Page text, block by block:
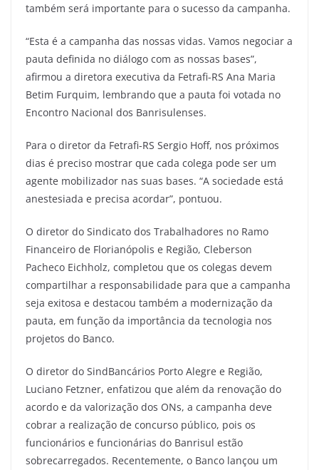
também será importante para o sucesso da campanha.
“Esta é a campanha das nossas vidas. Vamos negociar a
pauta definida no diálogo com as nossas bases”,
afirmou a diretora executiva da Fetrafi-RS Ana Maria
Betim Furquim, lembrando que a pauta foi votada no
Encontro Nacional dos Banrisulenses.
Para o diretor da Fetrafi-RS Sergio Hoff, nos próximos
dias é preciso mostrar que cada colega pode ser um
agente mobilizador nas suas bases. “A sociedade está
anestesiada e precisa acordar”, pontuou.
O diretor do Sindicato dos Trabalhadores no Ramo
Financeiro de Florianópolis e Região, Cleberson
Pacheco Eichholz, completou que os colegas devem
compartilhar a responsabilidade para que a campanha
seja exitosa e destacou também a modernização da
pauta, em função da importância da tecnologia nos
projetos do Banco.
O diretor do SindBancários Porto Alegre e Região,
Luciano Fetzner, enfatizou que além da renovação do
acordo e da valorização dos ONs, a campanha deve
cobrar a realização de concurso público, pois os
funcionários e funcionárias do Banrisul estão
sobrecarregados. Recentemente, o Banco lançou um